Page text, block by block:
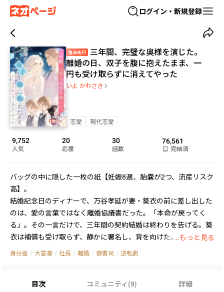
ログイン・新規登録
独占先行
三年間、完璧な奥様を演じた。
離婚の日、双子を腹に抱えたまま、一
円も受け取らずに消えてやった
いよ かわさき
恋愛 現代恋愛
9,752
人気
20
応援
30
話数
76,561
完結済
バッグの中に隠した一枚の紙――【妊娠8週、胎嚢が2つ、流産リスク
高】。
結婚記念日のディナーで、万谷孝延が妻・葵衣の前に差し出した
のは、愛の言葉ではなく離婚協議書だった。「本命が戻ってく
る」。その一言だけで、三年間の契約結婚は終わりを告げる。葵
衣は補償も受け取らず、静かに署名し、背を向けた。
しかし彼女が抱えていた秘密を、孝延は知らなかった。
落とされ――双子のうち一人を失い、もう一人の命を抱えて、金沢の
...もっと見る
身分差 / 大富豪 / 社長 / 離婚 / 御曹司 / 逆転劇
目次 コミュニティ (9) 詳細